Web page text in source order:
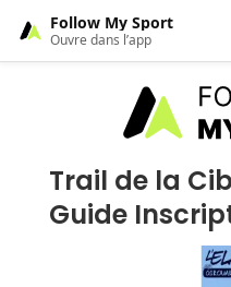
Trail de la
Guide
Follow My Sport
Ouvre dans l’app